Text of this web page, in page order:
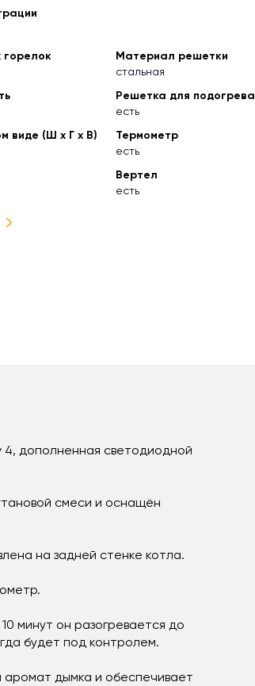
горелок
Материал решетки
стальная
Решетка для подогрева
есть
виде (Ш х Г х В)
Термометр
есть
Вертел
есть
4, дополненная светодиодной
смеси и оснащён
на задней стенке котла.
минут он разогревается до
будет под контролем.
дымка и обеспечивает